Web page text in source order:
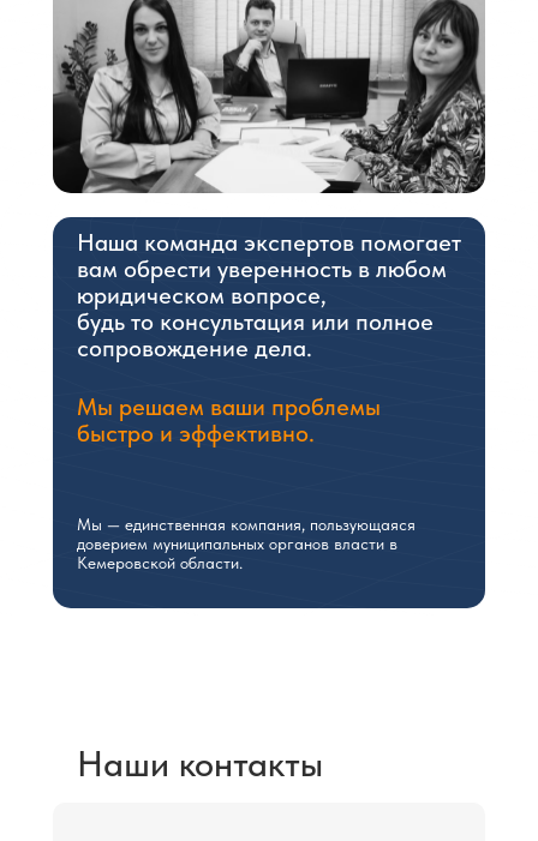
Наша команда экспертов помогает
вам обрести уверенность в любом
юридическом вопросе,
будь то консультация или полное
сопровождение дела.
Мы решаем ваши проблемы
быстро и эффективно.
Мы — единственная компания, пользующаяся
доверием муниципальных органов власти в
Кемеровской области.
Наши контакты